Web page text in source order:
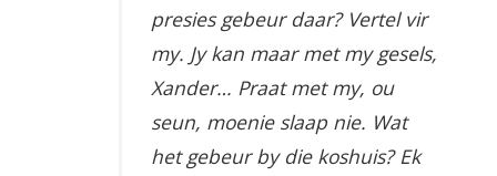
presies gebeur daar? Vertel vir
my. Jy kan maar met my gesels,
Xander… Praat met my, ou
seun, moenie slaap nie. Wat
het gebeur by die koshuis? Ek